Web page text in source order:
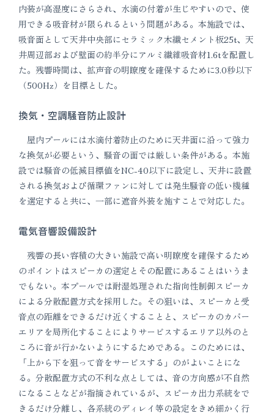
内装が高湿度にさらされ、水滴の付着が生じやすいので、使
用できる吸音材が限られるという問題がある。本施設では、
吸音面として天井中央部にセラミック木繊セメント板25t、天
井周辺部および壁面の約半分にアルミ繊維吸音材1.6tを配置し
た。残響時間は、拡声音の明瞭度を確保するために3.0秒以下
（500Hz）を目標とした。
換気・空調騒音防止設計
屋内プールには水滴付着防止のために天井面に沿って強力
な換気が必要という、騒音の面では厳しい条件がある。本施
設では騒音の低減目標値をNC-40以下に設定し、天井に設置
される換気および循環ファンに対しては発生騒音の低い機種
を選定すると共に、一部に遮音外装を施すことで対応した。
電気音響設備設計
残響の長い容積の大きい施設で高い明瞭度を確保するため
のポイントはスピーカの選定とその配置にあることはいうま
でもない。本プールでは耐湿処理された指向性制御スピーカ
による分散配置方式を採用した。その狙いは、スピーカと受
音点の距離をできるだけ近くすることと、スピーカのカバー
エリアを局所化することによりサービスするエリア以外のと
ころに音が行かないようにするためである。このためには、
「上から下を狙って音をサービスする」のがよいことにな
る。分散配置方式の不利な点としては、音の方向感が不自然
になることなどが指摘されているが、スピーカ出力系統をで
きるだけ分離し、各系統のディレイ等の設定をきめ細かく行